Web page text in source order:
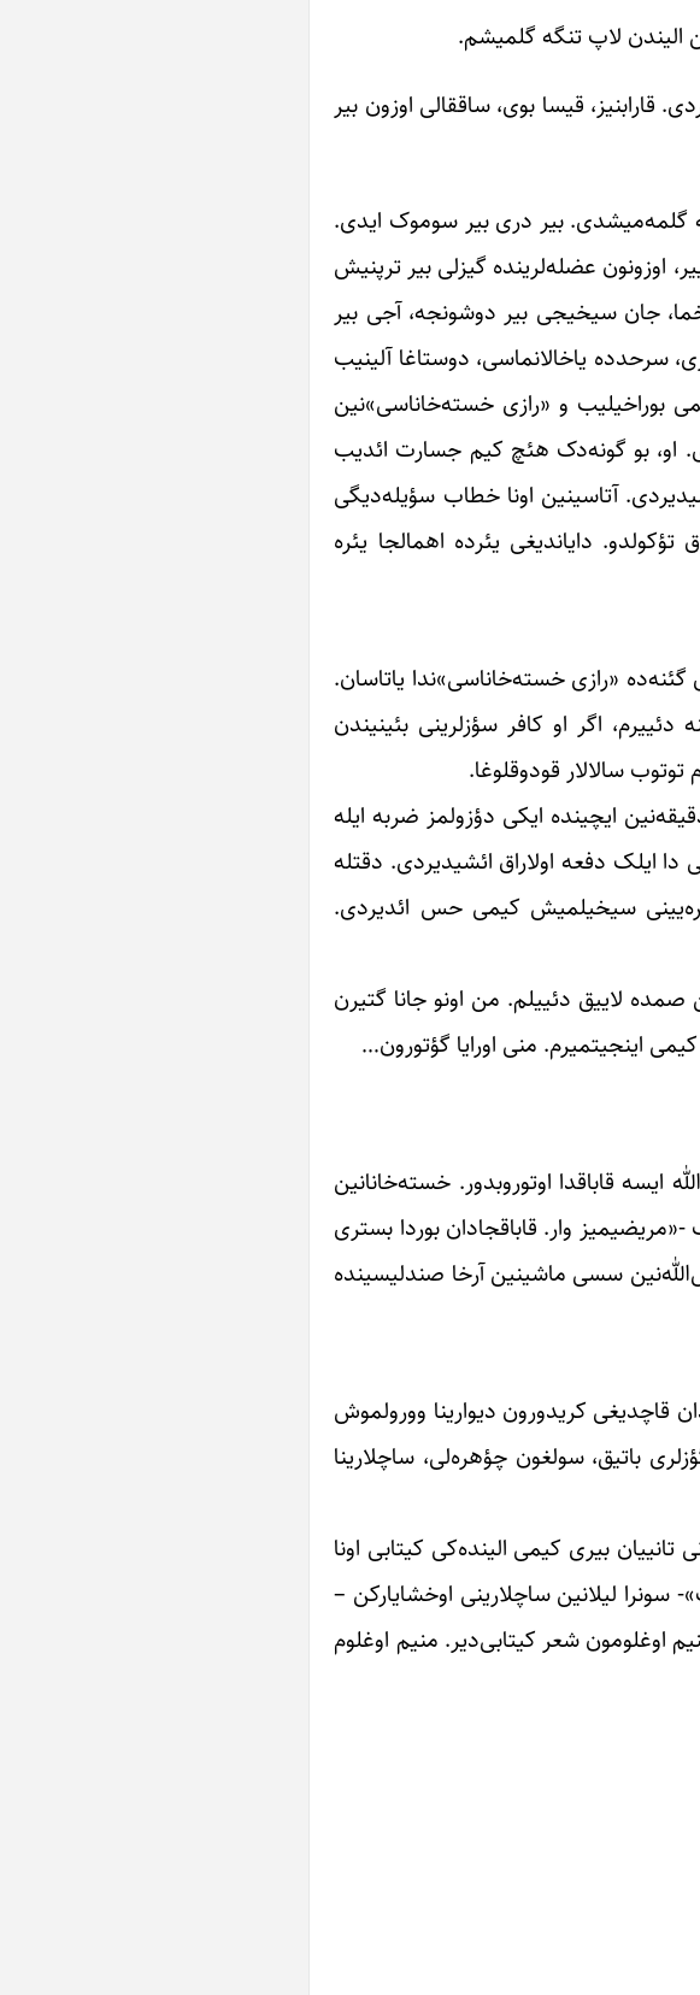
لاپ تنگه گلمیشم.
قیسا بوی، ساققالی اوزون بیر
گلمه‌میشدی. بیر دری بیر سوموک ایدی.
عضله‌لرینده گیزلی بیر ترپنیش
جان سیخیجی بیر دوشونجه، آجی بیر
سرحدده یاخالانماسی، دوستاغا آلینیب
بوراخیلیب و «رازی خسته‌خاناسی»نین
او، بو گونه‌دک هئچ کیم جسارت ائدیب
آتاسینین اونا خطاب سؤیله‌دیگی
دایاندیغی یئرده اهمالجا یئره
«رازی خسته‌خاناسی»ندا یاتاسان.
اگر او کافر سؤزلرینی بئینیندن
سالالار قودوقلوغا.
ایچینده ایکی دؤزولمز ضربه ایله
دا ایلک دفعه اولاراق ائشیدیردی. دقتله
سیخیلمیش کیمی حس ائدیردی.
لاییق دئییلم. من اونو جانا گتیرن
اینجیتمیرم. منی اورایا گؤتورون…
قاباقدا اوتوروبدور. خسته‌خانانین
وار. قاباقجادان بوردا بستری
سسی ماشینین آرخا صندلیسینده
قاچدیغی کریدورون دیوارینا وورولموش
باتیق، سولغون چؤهره‌لی، ساچلارینا
تانییان بیری کیمی الینده‌کی کیتابی اونا
سونرا لیلانین ساچلارینی اوخشایارکن –
اوغلومون شعر کیتابی‌دیر. منیم اوغلوم